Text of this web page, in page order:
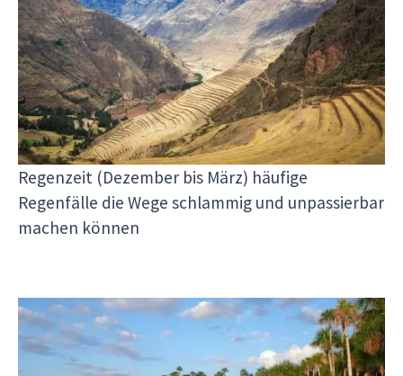
Die Andenregion
In den Anden, wo sich auch Machu Picchu
befindet, ist das Klima stark von der Höhe
abhängig. Die Trockenzeit von Mai bis September
ist ideal fürWanderungenund den Besuch
archäologischer Stätten, während in der
Regenzeit (Dezember bis März) häufige
Regenfälle die Wege schlammig und unpassierbar
machen können​
Der Amazonas
Der peruanische Regenwald hat ein tropisches